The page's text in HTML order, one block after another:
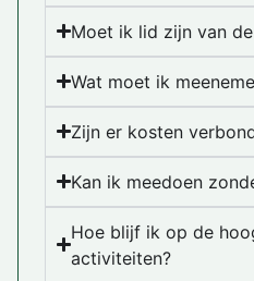
Moet ik lid zijn van de
Wat moet ik
Zijn er kosten
Kan ik meedoen
Hoe blijf ik op de
activiteiten?